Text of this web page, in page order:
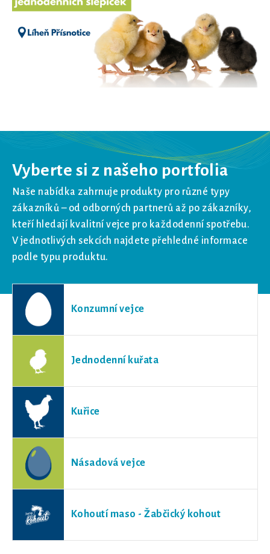
Vyberte si z našeho portfolia
Naše nabídka zahrnuje produkty pro různé typy
zákazníků – od odborných partnerů až po zákazníky,
kteří hledají kvalitní vejce pro každodenní spotřebu.
V jednotlivých sekcích najdete přehledné informace
podle typu produktu.
Konzumní vejce
Jednodenní kuřata
Kuřice
Násadová vejce
Kohoutí maso - Žabčický kohout